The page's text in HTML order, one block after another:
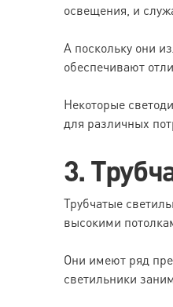
освещения, и
А поскольку они
обеспечивают
Некоторые
для различных
3.
Трубчатые
высокими
Они имеют ряд
светильники